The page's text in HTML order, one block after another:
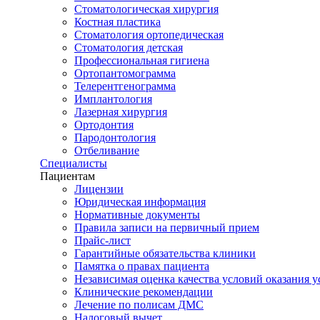
Стоматологическая хирургия
Костная пластика
Стоматология ортопедическая
Стоматология детская
Профессиональная гигиена
Ортопантомограмма
Телерентгенограмма
Имплантология
Лазерная хирургия
Ортодонтия
Пародонтология
Отбеливание
Специалисты
Пациентам
Лицензии
Юридическая информация
Нормативные документы
Правила записи на первичный прием
Прайс-лист
Гарантийные обязательства клиники
Памятка о правах пациента
Независимая оценка качества условий оказания
Клинические рекомендации
Лечение по полисам ДМС
Налоговый вычет